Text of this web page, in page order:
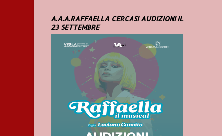
A.A.A.RAFFAELLA CERCASI AUDIZIONI IL
23 SETTEMBRE